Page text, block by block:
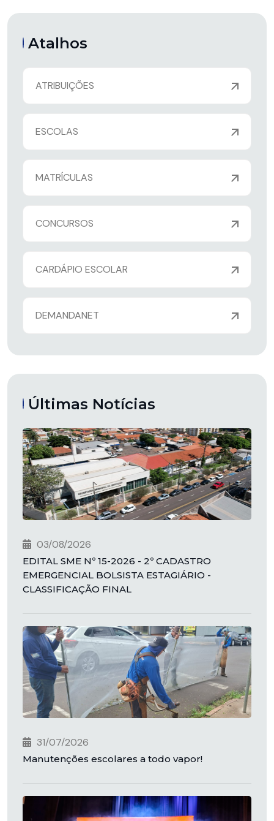
Atalhos
ATRIBUIÇÕES
ESCOLAS
MATRÍCULAS
CONCURSOS
CARDÁPIO ESCOLAR
DEMANDANET
Últimas Notícias
03/08/2026
EDITAL SME Nº 15-2026 - 2º CADASTRO
EMERGENCIAL BOLSISTA ESTAGIÁRIO -
CLASSIFICAÇÃO FINAL
31/07/2026
Manutenções escolares a todo vapor!